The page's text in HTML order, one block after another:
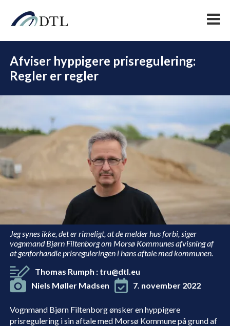
DEL
Afviser hyppigere prisregulering:
Regler er regler
Vognmand Bjørn Filtenborg ønsker en hyppigere
prisregulering i sin aftale med Morsø Kommune på grund af
Jeg synes ikke, det er rimeligt, at de melder hus forbi, siger
vognmand Bjørn Filtenborg om Morsø Kommunes afvisning af
at genforhandle prisreguleringen i hans aftale med kommunen.
Thomas Rumph : tru@dtl.eu
Niels Møller Madsen
7. november 2022